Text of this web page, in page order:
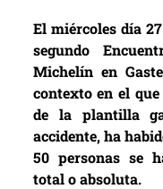
El miércoles día
segundo
Michelín en
contexto en el
de la plantilla
accidente, ha
50 personas se
total o absoluta.